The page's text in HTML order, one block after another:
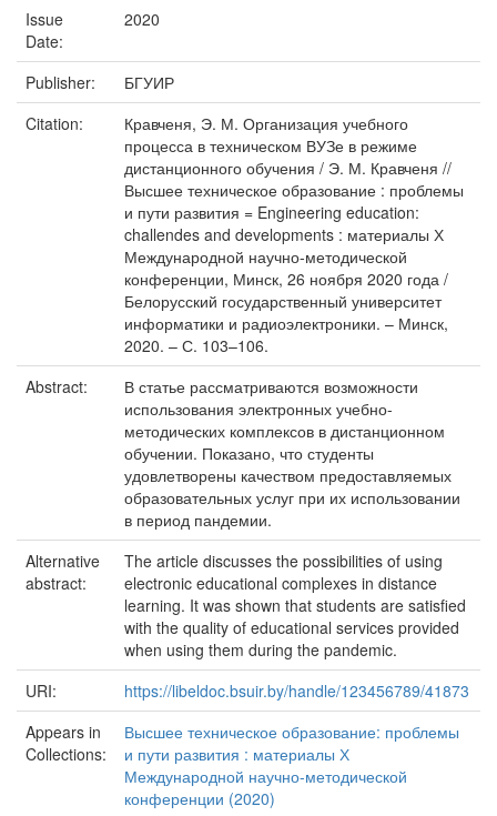
Issue
Date:
2020
Publisher:
БГУИР
Citation:
Кравченя, Э. М. Организация учебного
процесса в техническом ВУЗе в режиме
дистанционного обучения / Э. М. Кравченя //
Высшее техническое образование : проблемы
и пути развития = Engineering education:
challendes and developments : материалы Х
Международной научно-методической
конференции, Минск, 26 ноября 2020 года /
Белорусский государственный университет
информатики и радиоэлектроники. – Минск,
2020. – С. 103–106.
Abstract:
В статье рассматриваются возможности
использования электронных учебно-
методических комплексов в дистанционном
обучении. Показано, что студенты
удовлетворены качеством предоставляемых
образовательных услуг при их использовании
в период пандемии.
Alternative
abstract:
The article discusses the possibilities of using
electronic educational complexes in distance
learning. It was shown that students are satisfied
with the quality of educational services provided
when using them during the pandemic.
URI:
https://libeldoc.bsuir.by/handle/123456789/41873
Appears in
Collections:
Высшее техническое образование: проблемы
и пути развития : материалы Х
Международной научно-методической
конференции (2020)